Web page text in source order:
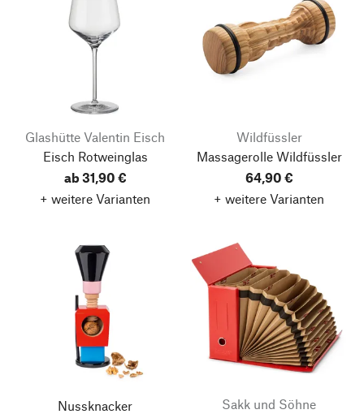
Glashütte Valentin Eisch
Eisch Rotweinglas
ab 31,90 €
+ weitere Varianten
Wildfüssler
Massagerolle Wildfüssler
64,90 €
+ weitere Varianten
Nussknacker
Sakk und Söhne